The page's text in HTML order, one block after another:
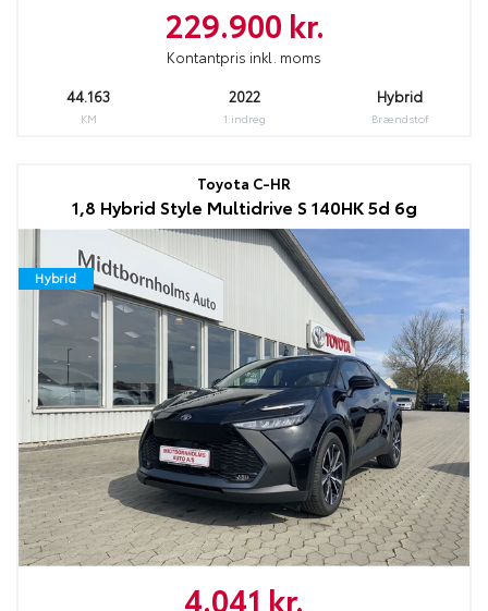
229.900 kr.
Kontantpris inkl. moms
44.163
KM
2022
1.indreg
Hybrid
Brændstof
Toyota C-HR
1,8 Hybrid Style Multidrive S 140HK 5d 6g
Hybrid
4.041 kr.